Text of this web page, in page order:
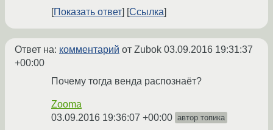
Показать ответ Ссылка
Ответ на: комментарий от Zubok 03.09.2016 19:31:37
+00:00
Почему тогда венда распознаёт?
Zooma
03.09.2016 19:36:07 +00:00 автор топика